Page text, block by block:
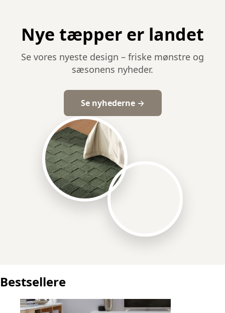
Nye tæpper er landet
Se vores nyeste design – friske mønstre og
sæsonens nyheder.
Se nyhederne →
Bestsellere